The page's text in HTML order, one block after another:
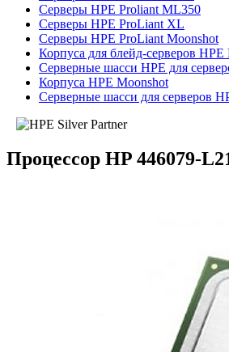
Серверы HPE Proliant ML350
Серверы HPE ProLiant XL
Серверы HPE ProLiant Moonshot
Корпуса для блейд-серверов HPE
Серверные шасси HPE для
Корпуса HPE Moonshot
Серверные шасси для серверов
Процессор HP 446079-